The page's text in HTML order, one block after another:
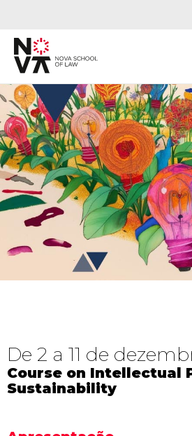
De 2 a 11 de
Course on Intellectual
Sustainability